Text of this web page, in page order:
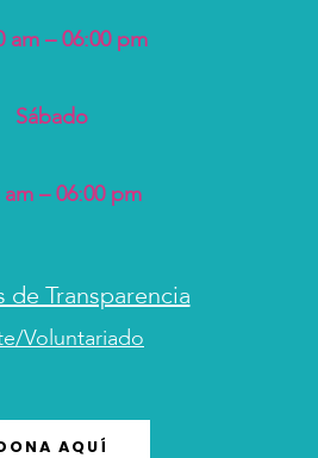
am – 06:00 pm
Sábado
am – 06:00 pm
de Transparencia
Voluntariado
AQUÍ